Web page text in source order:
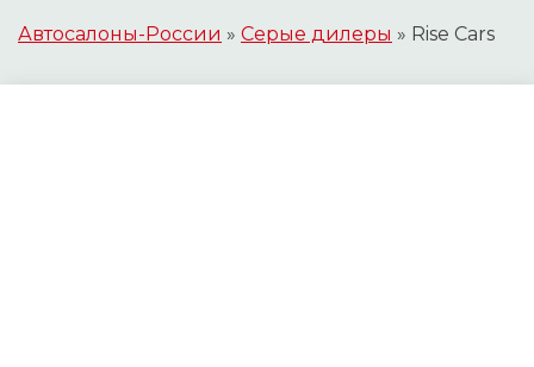
Автосалоны-России » Серые дилеры » Rise Cars